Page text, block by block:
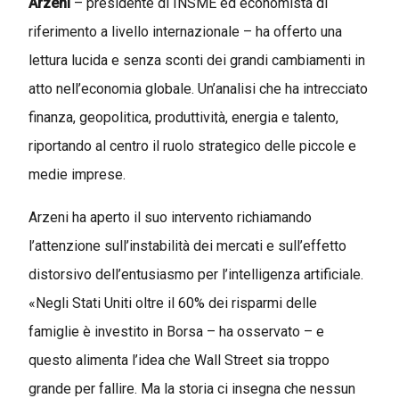
riferimento a livello internazionale – ha offerto una
lettura lucida e senza sconti dei grandi cambiamenti in
atto nell’economia globale. Un’analisi che ha intrecciato
finanza, geopolitica, produttività, energia e talento,
riportando al centro il ruolo strategico delle piccole e
medie imprese.
Arzeni ha aperto il suo intervento richiamando
l’attenzione sull’instabilità dei mercati e sull’effetto
distorsivo dell’entusiasmo per l’intelligenza artificiale.
«Negli Stati Uniti oltre il 60% dei risparmi delle
famiglie è investito in Borsa – ha osservato – e
questo alimenta l’idea che Wall Street sia troppo
grande per fallire. Ma la storia ci insegna che nessun